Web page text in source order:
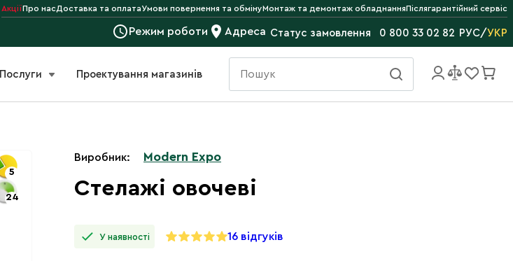
АкціїПро насДоставка та оплатаУмови повернення та обмінуМонтаж та демонтаж обладнанняПіслягарантійний сервіс
Режим роботи Адреса Статус замовлення 0 800 33 02 82 РУС/УКР
Послуги Проектування магазинів
5
24
Виробник: Modern Expo
Стелажі овочеві
У наявності 16 відгуків